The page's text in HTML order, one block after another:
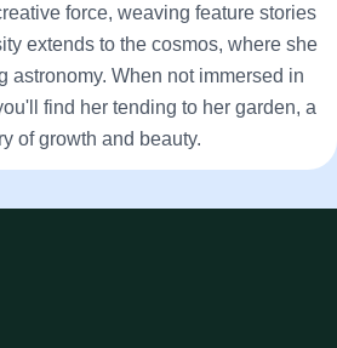
force, weaving feature stories
extends to the cosmos, where she
astronomy. When not immersed in
find her tending to her garden, a
of growth and beauty.